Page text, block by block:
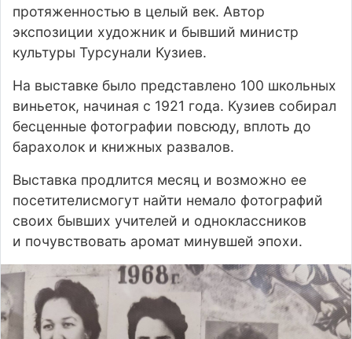
протяженностью в целый век. Автор
экспозиции художник и бывший министр
культуры Турсунали Кузиев.
На выставке было представлено 100 школьных
виньеток, начиная с 1921 года. Кузиев собирал
бесценные фотографии повсюду, вплоть до
барахолок и книжных развалов.
Выставка продлится месяц и возможно ее
посетителисмогут найти немало фотографий
своих бывших учителей и одноклассников
и почувствовать аромат минувшей эпохи.